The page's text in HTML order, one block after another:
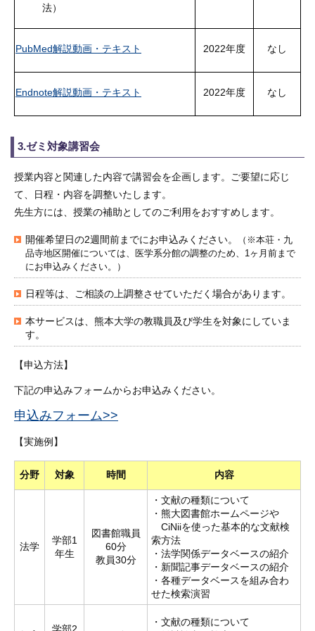
法）
PubMed解説動画・テキスト 2022年度 なし
Endnote解説動画・テキスト 2022年度 なし
3.ゼミ対象講習会
授業内容と関連した内容で講習会を企画します。ご要望に応じ
て、日程・内容を調整いたします。
先生方には、授業の補助としてのご利用をおすすめします。
開催希望日の2週間前までにお申込みください。
（※本荘・九
品寺地区開催については、医学系分館の調整のため、1ヶ月前まで
にお申込みください。）
日程等は、ご相談の上調整させていただく場合があります。
本サービスは、熊本大学の教職員及び学生を対象にしていま
す。
【申込方法】
下記の申込みフォームからお申込みください。
申込みフォーム>>
【実施例】
分野 対象 時間 内容
法学
学部1
年生
図書館職員
60分
教員30分
・文献の種類について
・熊大図書館ホームページや
CiNiiを使った基本的な文献検
索方法
・法学関係データベースの紹介
・新聞記事データベースの紹介
・各種データベースを組み合わ
せた検索演習
・文献の種類について